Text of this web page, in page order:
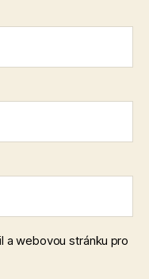
a webovou stránku pro